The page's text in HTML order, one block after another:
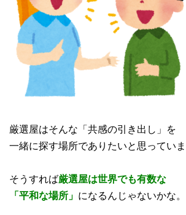
厳選屋はそんな「共感の引き出し」を
一緒に探す場所でありたいと思っていま
そうすれば厳選屋は世界でも有数な
「平和な場所」 になるんじゃないかな。